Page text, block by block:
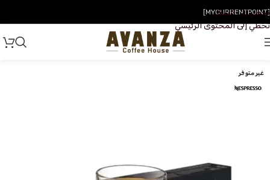
تخطي إلى التنقل
تخطي إلى المحتوى الرئيسي
[MYCURRENTPOINT]
غير متوفر